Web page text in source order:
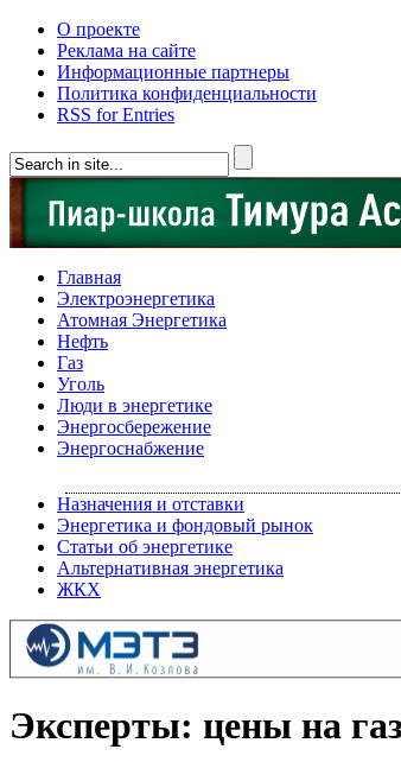
О проекте
Реклама на сайте
Информационные партнеры
Политика конфиденциальности
RSS for Entries
Главная
Электроэнергетика
Атомная Энергетика
Нефть
Газ
Уголь
Люди в энергетике
Энергосбережение
Энергоснабжение
Назначения и отставки
Энергетика и фондовый рынок
Статьи об энергетике
Альтернативная энергетика
ЖКХ
Эксперты: цены на